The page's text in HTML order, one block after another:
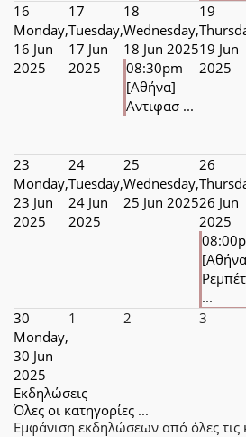
16
Monday,
16 Jun
2025
17
Tuesday,
17 Jun
2025
18
Wednesday,
18 Jun 2025
08:30pm
[Αθήνα]
Αντιφασ ...
19
19 Jun
2025
23
Monday,
23 Jun
2025
24
Tuesday,
24 Jun
2025
25
Wednesday,
25 Jun 2025
26
26 Jun
2025
...
30
Monday,
30 Jun
2025
1 2 3
Εκδηλώσεις
Όλες οι κατηγορίες ...
Εμφάνιση εκδηλώσεων από όλες τις